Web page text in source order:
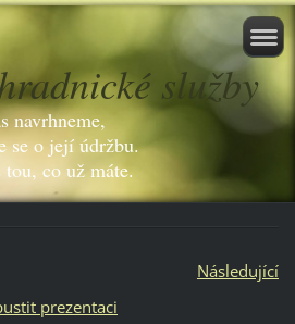
služby
navrhneme,
se o její údržbu.
co už máte.
Následující
prezentaci